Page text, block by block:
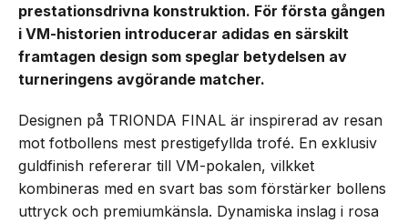
prestationsdrivna konstruktion. För första gången
i VM-historien introducerar adidas en särskilt
framtagen design som speglar betydelsen av
turneringens avgörande matcher.
Designen på TRIONDA FINAL är inspirerad av resan
mot fotbollens mest prestigefyllda trofé. En exklusiv
guldfinish refererar till VM-pokalen, vilkket
kombineras med en svart bas som förstärker bollens
uttryck och premiumkänsla. Dynamiska inslag i rosa